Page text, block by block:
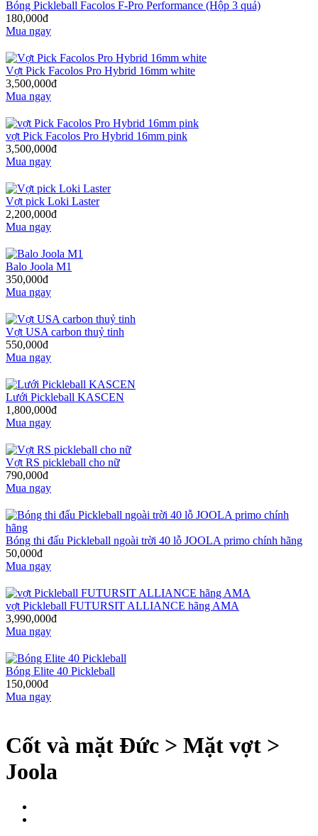
Bóng Pickleball Facolos F-Pro Performance (Hộp 3 quả)
180,000đ
Mua ngay
Vợt Pick Facolos Pro Hybrid 16mm white
3,500,000đ
Mua ngay
vợt Pick Facolos Pro Hybrid 16mm pink
3,500,000đ
Mua ngay
Vợt pick Loki Laster
2,200,000đ
Mua ngay
Balo Joola M1
350,000đ
Mua ngay
Vợt USA carbon thuỷ tinh
550,000đ
Mua ngay
Lưới Pickleball KASCEN
1,800,000đ
Mua ngay
Vợt RS pickleball cho nữ
790,000đ
Mua ngay
Bóng thi đấu Pickleball ngoài trời 40 lỗ JOOLA primo chính hãng
50,000đ
Mua ngay
vợt Pickleball FUTURSIT ALLIANCE hãng AMA
3,990,000đ
Mua ngay
Bóng Elite 40 Pickleball
150,000đ
Mua ngay
Cốt và mặt Đức > Mặt vợt >
Joola